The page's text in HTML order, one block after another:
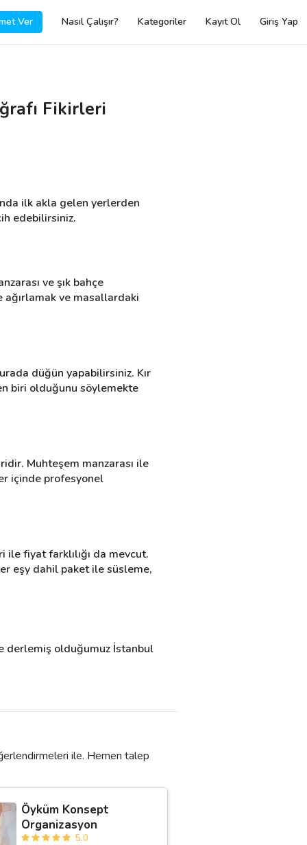
Ver Nasıl Çalışır? Kategoriler Kayıt Ol Giriş Yap
Fikirleri
ilk akla gelen yerlerden
edebilirsiniz.
ve şık bahçe
ağırlamak ve masallardaki
düğün yapabilirsiniz. Kır
biri olduğunu söylemekte
Muhteşem manzarası ile
içinde profesyonel
ile fiyat farklılığı da mevcut.
eşy dahil paket ile süsleme,
derlemiş olduğumuz İstanbul
ile. Hemen talep
Öyküm Konsept
Organizasyon
5.0